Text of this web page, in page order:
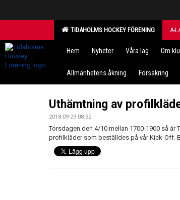
TIDAHOLMS HOCKEY FÖRENING A-
Hem Nyheter Våra lag Om
Allmänhetens åkning Försäkring
Uthämtning av
2018-09-29 08:32
Torsdagen den 4/10 mellan 1700-1900 så
profilkläder som beställdes på vår Kick-Off.